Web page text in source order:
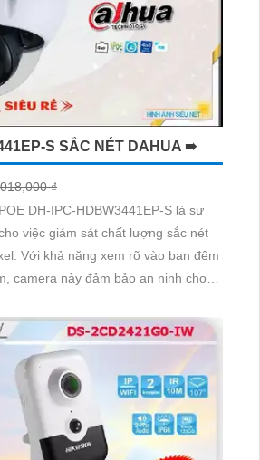
S SẮC NÉT DAHUA ➠
₫
DH-IPC-HDBW3441EP-S là sự
việc giám sát chất lượng sắc nét
đêm
camera này đảm bảo an ninh cho
chất lượng dù có nhiều thiết bị kết